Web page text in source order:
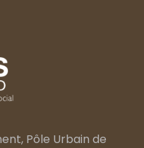
Pôle Urbain de